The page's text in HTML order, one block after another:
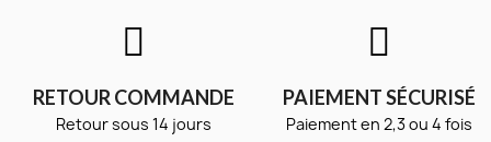
RETOUR COMMANDE
Retour sous 14 jours
PAIEMENT SÉCURISÉ
Paiement en 2,3 ou 4 fois